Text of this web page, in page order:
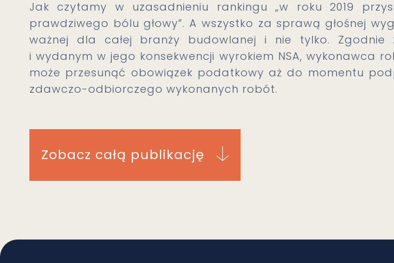
Jak czytamy w uzasadnieniu rankingu „w roku 2019
prawdziwego bólu głowy”. A wszystko za sprawą głośnej
ważnej dla całej branży budowlanej i nie tylko. Zgodnie
i wydanym w jego konsekwencji wyrokiem NSA, wykonawca
może przesunąć obowiązek podatkowy aż do momentu
zdawczo-odbiorczego wykonanych robót.
Zobacz całą publikację